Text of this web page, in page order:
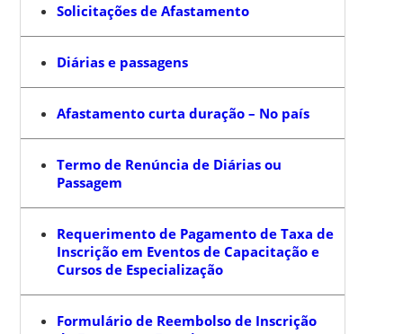
Solicitações de Afastamento
Diárias e passagens
Afastamento curta duração – No país
Termo de Renúncia de Diárias ou
Passagem
Requerimento de Pagamento de Taxa de
Inscrição em Eventos de Capacitação e
Cursos de Especialização
Formulário de Reembolso de Inscrição